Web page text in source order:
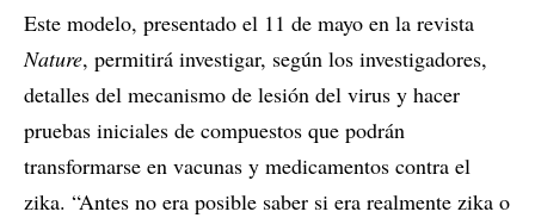
Este modelo, presentado el 11 de mayo en la revista
Nature, permitirá investigar, según los investigadores,
detalles del mecanismo de lesión del virus y hacer
pruebas iniciales de compuestos que podrán
transformarse en vacunas y medicamentos contra el
zika. “Antes no era posible saber si era realmente zika o